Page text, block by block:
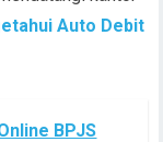
Auto Debit
BPJS